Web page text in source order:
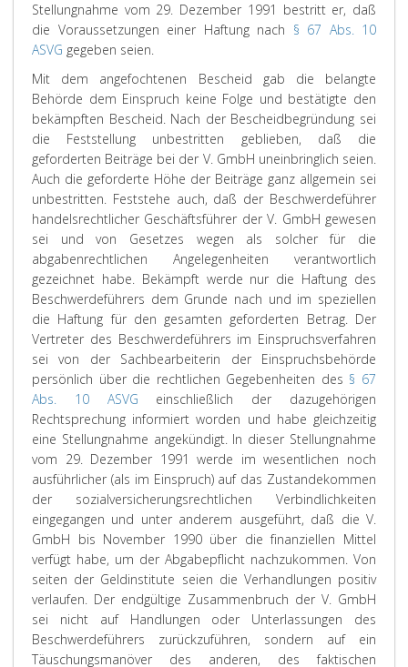
Stellungnahme vom 29. Dezember 1991 bestritt er, daß
die Voraussetzungen einer Haftung nach § 67 Abs. 10
ASVG gegeben seien.
Mit dem angefochtenen Bescheid gab die belangte
Behörde dem Einspruch keine Folge und bestätigte den
bekämpften Bescheid. Nach der Bescheidbegründung sei
die Feststellung unbestritten geblieben, daß die
geforderten Beiträge bei der V. GmbH uneinbringlich seien.
Auch die geforderte Höhe der Beiträge ganz allgemein sei
unbestritten. Feststehe auch, daß der Beschwerdeführer
handelsrechtlicher Geschäftsführer der V. GmbH gewesen
sei und von Gesetzes wegen als solcher für die
abgabenrechtlichen Angelegenheiten verantwortlich
gezeichnet habe. Bekämpft werde nur die Haftung des
Beschwerdeführers dem Grunde nach und im speziellen
die Haftung für den gesamten geforderten Betrag. Der
Vertreter des Beschwerdeführers im Einspruchsverfahren
sei von der Sachbearbeiterin der Einspruchsbehörde
persönlich über die rechtlichen Gegebenheiten des § 67
Abs. 10 ASVG einschließlich der dazugehörigen
Rechtsprechung informiert worden und habe gleichzeitig
eine Stellungnahme angekündigt. In dieser Stellungnahme
vom 29. Dezember 1991 werde im wesentlichen noch
ausführlicher (als im Einspruch) auf das Zustandekommen
der sozialversicherungsrechtlichen Verbindlichkeiten
eingegangen und unter anderem ausgeführt, daß die V.
GmbH bis November 1990 über die finanziellen Mittel
verfügt habe, um der Abgabepflicht nachzukommen. Von
seiten der Geldinstitute seien die Verhandlungen positiv
verlaufen. Der endgültige Zusammenbruch der V. GmbH
sei nicht auf Handlungen oder Unterlassungen des
Beschwerdeführers zurückzuführen, sondern auf ein
Täuschungsmanöver des anderen, des faktischen